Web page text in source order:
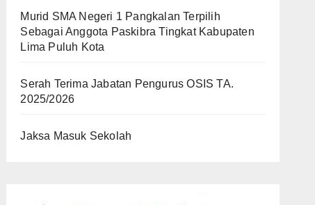
Murid SMA Negeri 1 Pangkalan Terpilih
Sebagai Anggota Paskibra Tingkat Kabupaten
Lima Puluh Kota
Serah Terima Jabatan Pengurus OSIS TA.
2025/2026
Jaksa Masuk Sekolah